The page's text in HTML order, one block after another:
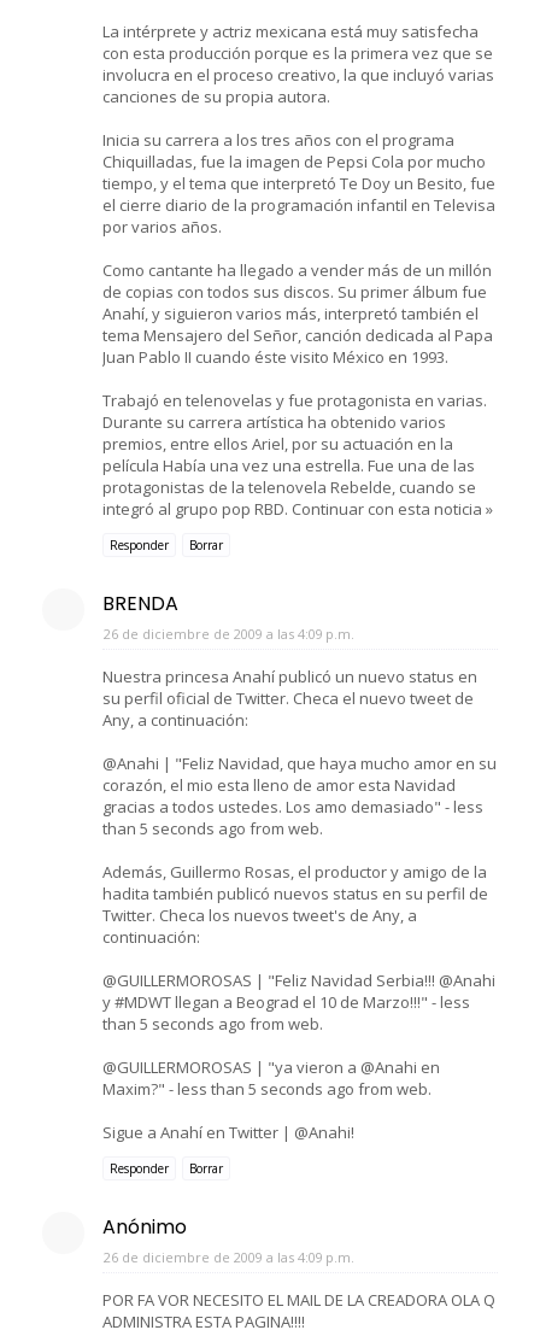
La intérprete y actriz mexicana está muy satisfecha
con esta producción porque es la primera vez que se
involucra en el proceso creativo, la que incluyó varias
canciones de su propia autora.
Inicia su carrera a los tres años con el programa
Chiquilladas, fue la imagen de Pepsi Cola por mucho
tiempo, y el tema que interpretó Te Doy un Besito, fue
el cierre diario de la programación infantil en Televisa
por varios años.
Como cantante ha llegado a vender más de un millón
de copias con todos sus discos. Su primer álbum fue
Anahí, y siguieron varios más, interpretó también el
tema Mensajero del Señor, canción dedicada al Papa
Juan Pablo II cuando éste visito México en 1993.
Trabajó en telenovelas y fue protagonista en varias.
Durante su carrera artística ha obtenido varios
premios, entre ellos Ariel, por su actuación en la
película Había una vez una estrella. Fue una de las
protagonistas de la telenovela Rebelde, cuando se
integró al grupo pop RBD. Continuar con esta noticia »
Responder Borrar
BRENDA
26 de diciembre de 2009 a las 4:09 p.m.
Nuestra princesa Anahí publicó un nuevo status en
su perfil oficial de Twitter. Checa el nuevo tweet de
Any, a continuación:
@Anahi | "Feliz Navidad, que haya mucho amor en su
corazón, el mio esta lleno de amor esta Navidad
gracias a todos ustedes. Los amo demasiado" - less
than 5 seconds ago from web.
Además, Guillermo Rosas, el productor y amigo de la
hadita también publicó nuevos status en su perfil de
Twitter. Checa los nuevos tweet's de Any, a
continuación:
@GUILLERMOROSAS | "Feliz Navidad Serbia!!! @Anahi
y #MDWT llegan a Beograd el 10 de Marzo!!!" - less
than 5 seconds ago from web.
@GUILLERMOROSAS | "ya vieron a @Anahi en
Maxim?" - less than 5 seconds ago from web.
Sigue a Anahí en Twitter | @Anahi!
Responder Borrar
Anónimo
26 de diciembre de 2009 a las 4:09 p.m.
POR FA VOR NECESITO EL MAIL DE LA CREADORA OLA Q
ADMINISTRA ESTA PAGINA!!!!